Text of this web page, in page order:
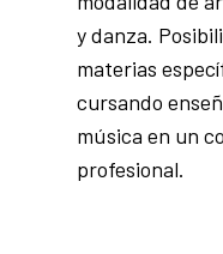
y danza.
materias
cursando
música en un
profesional.